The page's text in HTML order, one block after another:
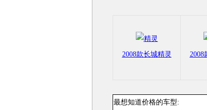
2008款长城精灵 2008
最想知道价格的车型: